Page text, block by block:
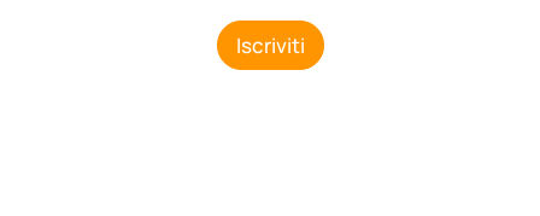
Iscriviti